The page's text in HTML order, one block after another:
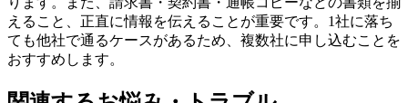
えること、正直に情報を伝えることが重要です。1社に落ち
ても他社で通るケースがあるため、複数社に申し込むことを
おすすめします。